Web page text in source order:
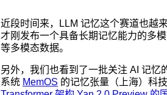
近段时间来，LLM 记忆这个赛道也越
才刚发布一个具备长期记忆能力的多
等多模态数据。
另外，我们也看到了一批关注 AI 记忆
系统 MemOS 的记忆张量（上海）科